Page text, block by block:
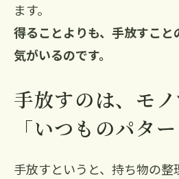
ます。
得ることよりも、手放すこ
気がいるのです。
手放すのは、モノ
「いつものパター
手放すというと、持ち物の